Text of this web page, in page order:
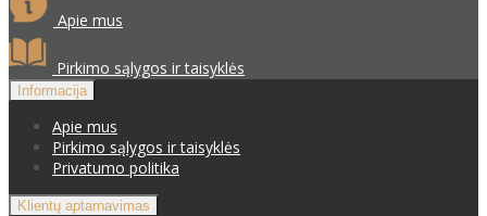
Apie mus
Pirkimo sąlygos ir taisyklės
Informacija
Apie mus
Pirkimo sąlygos ir taisyklės
Privatumo politika
Klientų aptarnavimas